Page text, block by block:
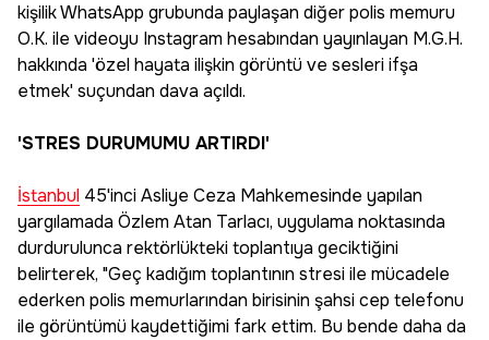
kişilik WhatsApp grubunda paylaşan diğer polis memuru
O.K. ile videoyu Instagram hesabından yayınlayan M.G.H.
hakkında 'özel hayata ilişkin görüntü ve sesleri ifşa
etmek' suçundan dava açıldı.
'STRES DURUMUMU ARTIRDI'
İstanbul 45'inci Asliye Ceza Mahkemesinde yapılan
yargılamada Özlem Atan Tarlacı, uygulama noktasında
durdurulunca rektörlükteki toplantıya geciktiğini
belirterek, "Geç kadığım toplantının stresi ile mücadele
ederken polis memurlarından birisinin şahsi cep telefonu
ile görüntümü kaydettiğimi fark ettim. Bu bende daha da